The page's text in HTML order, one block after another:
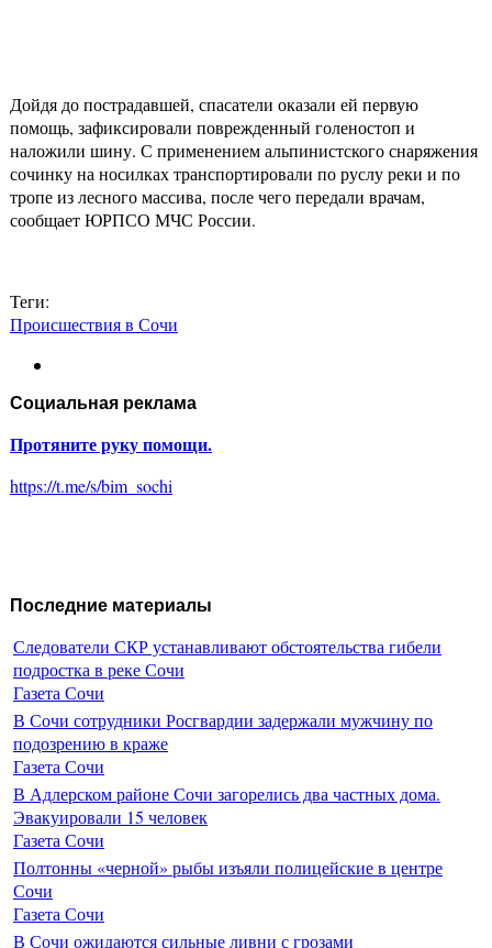
Дойдя до пострадавшей, спасатели оказали ей первую
помощь, зафиксировали поврежденный голеностоп и
наложили шину. С применением альпинистского снаряжения
сочинку на носилках транспортировали по руслу реки и по
тропе из лесного массива, после чего передали врачам,
сообщает ЮРПСО МЧС России.
Теги:
Происшествия в Сочи
Социальная реклама
Протяните руку помощи.
https://t.me/s/bim_sochi
Последние материалы
Следователи СКР устанавливают обстоятельства гибели
подростка в реке Сочи
Газета Сочи
В Сочи сотрудники Росгвардии задержали мужчину по
подозрению в краже
Газета Сочи
В Адлерском районе Сочи загорелись два частных дома.
Эвакуировали 15 человек
Газета Сочи
Полтонны «черной» рыбы изъяли полицейские в центре
Сочи
Газета Сочи
В Сочи ожидаются сильные ливни с грозами